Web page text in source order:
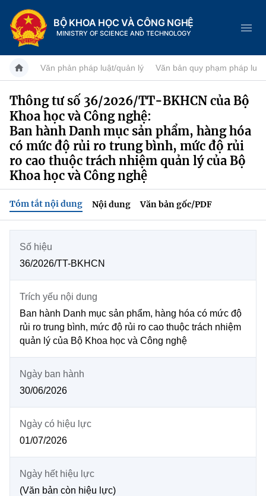
BỘ KHOA HỌC VÀ CÔNG NGHỆ
MINISTRY OF SCIENCE AND TECHNOLOGY
Danh mục
Trang chủ
Giới thiệu
Chức năng nhiệm vụ
Lịch sử phát triển
Sở Khoa học và Công nghệ
Tin tức sự kiện
Đổi mới sáng tạo
Chuyển đổi số
Bưu chính, Viễn thông
Sở hữu trí tuệ
Tiêu chuẩn, đo lường, chất lượng
Tin tổng hợp
Tin địa phương
Hệ thống văn bản
Văn bản QPPL
Văn bản chỉ đạo điều hành
Lấy ý kiến người dân về dự thảo VBQPPL
MST IOFFICE
Khoa học và Công nghệ
Chuyển đổi số
Bưu chính, Viễn thông
Tiêu chuẩn, đo lường, chất lượng
Multimedia
THƯ ĐIỆN TỬ
Khác
Videos
Infographic
Voice
Văn phản pháp luật/quản lý Văn bản quy phạm pháp luật
Thông tư số 36/2026/TT-BKHCN của Bộ
Khoa học và Công nghệ:
Ban hành Danh mục sản phẩm, hàng hóa
có mức độ rủi ro trung bình, mức độ rủi
ro cao thuộc trách nhiệm quản lý của Bộ
Khoa học và Công nghệ
Tóm tắt nội dung Nội dung Văn bản gốc/PDF
Số hiệu
36/2026/TT-BKHCN
Trích yếu nội dung
Ban hành Danh mục sản phẩm, hàng hóa có mức độ
rủi ro trung bình, mức độ rủi ro cao thuộc trách nhiệm
quản lý của Bộ Khoa học và Công nghệ
Ngày ban hành
30/06/2026
Ngày có hiệu lực
01/07/2026
Ngày hết hiệu lực
(Văn bản còn hiệu lực)